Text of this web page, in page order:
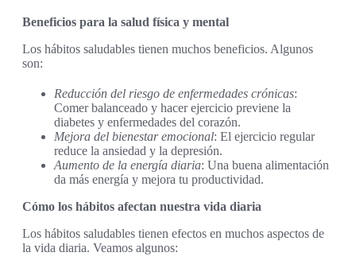
Beneficios para la salud física y mental
Los hábitos saludables tienen muchos beneficios. Algunos
son:
Reducción del riesgo de enfermedades crónicas:
Comer balanceado y hacer ejercicio previene la
diabetes y enfermedades del corazón.
Mejora del bienestar emocional: El ejercicio regular
reduce la ansiedad y la depresión.
Aumento de la energía diaria: Una buena alimentación
da más energía y mejora tu productividad.
Cómo los hábitos afectan nuestra vida diaria
Los hábitos saludables tienen efectos en muchos aspectos de
la vida diaria. Veamos algunos: